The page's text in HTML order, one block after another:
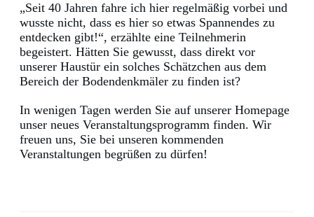
„Seit 40 Jahren fahre ich hier regelmäßig vorbei und
wusste nicht, dass es hier so etwas Spannendes zu
entdecken gibt!“, erzählte eine Teilnehmerin
begeistert. Hätten Sie gewusst, dass direkt vor
unserer Haustür ein solches Schätzchen aus dem
Bereich der Bodendenkmäler zu finden ist?
In wenigen Tagen werden Sie auf unserer Homepage
unser neues Veranstaltungsprogramm finden. Wir
freuen uns, Sie bei unseren kommenden
Veranstaltungen begrüßen zu dürfen!